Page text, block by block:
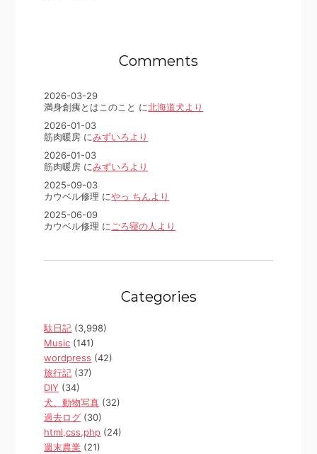
Comments
2026-03-29
満身創痍とはこのこと に北海道犬より
2026-01-03
筋肉暖房 にみずいろより
2026-01-03
筋肉暖房 にみずいろより
2025-09-03
カウベル修理 にやっ ちんより
2025-06-09
カウベル修理 に ごろ寝の人より
Categories
駄日記 (3,998)
Music (141)
wordpress (42)
旅行記 (37)
DIY (34)
犬、動物写真 (32)
過去ログ (30)
html,css,php (24)
週末農業 (21)